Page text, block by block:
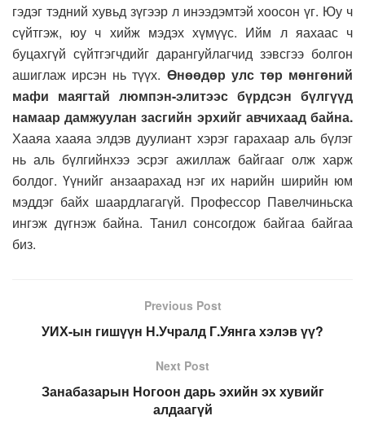
гэдэг тэдний хувьд зүгээр л инээдэмтэй хоосон үг. Юу ч
сүйтгэж, юу ч хийж мэдэх хүмүүс. Ийм л яахаас ч
буцахгүй сүйтгэгчдийг дарангуйлагчид зэвсгээ болгон
ашиглаж ирсэн нь түүх. Өнөөдөр улс төр мөнгөний
мафи маягтай люмпэн-элитээс бүрдсэн бүлгүүд
намаар дамжуулан засгийн эрхийг авчихаад байна.
Хааяа хааяа элдэв дуулиант хэрэг гарахаар аль бүлэг
нь аль бүлгийнхээ эсрэг ажиллаж байгааг олж харж
болдог. Үүнийг анзаарахад нэг их нарийн ширийн юм
мэддэг байх шаардлагагүй. Профессор Павелчиньска
ингэж дүгнэж байна. Танил сонсогдож байгаа байгаа
биз.
Previous Post
УИХ-ын гишүүн Н.Учралд Г.Уянга хэлэв үү?
Next Post
Занабазарын Ногоон дарь эхийн эх хувийг
алдаагүй